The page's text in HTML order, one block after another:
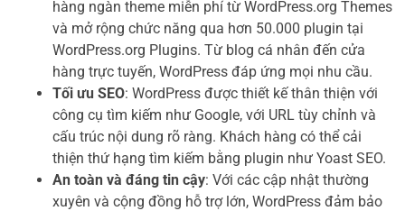
hàng ngàn theme miễn phí từ WordPress.org Themes
và mở rộng chức năng qua hơn 50.000 plugin tại
WordPress.org Plugins. Từ blog cá nhân đến cửa
hàng trực tuyến, WordPress đáp ứng mọi nhu cầu.
Tối ưu SEO: WordPress được thiết kế thân thiện với
công cụ tìm kiếm như Google, với URL tùy chỉnh và
cấu trúc nội dung rõ ràng. Khách hàng có thể cải
thiện thứ hạng tìm kiếm bằng plugin như Yoast SEO.
An toàn và đáng tin cậy: Với các cập nhật thường
xuyên và cộng đồng hỗ trợ lớn, WordPress đảm bảo